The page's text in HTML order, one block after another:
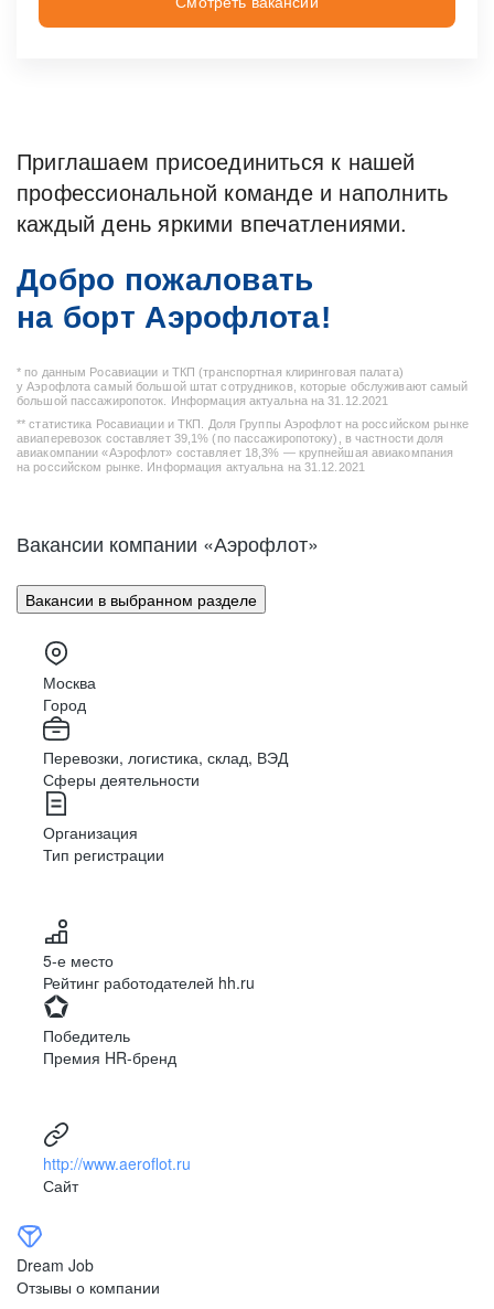
Приглашаем присоединиться к нашей
профессиональной команде и наполнить
каждый день яркими впечатлениями.
Добро пожаловать
на борт Аэрофлота!
* по данным Росавиации и ТКП (транспортная клиринговая палата)
у Аэрофлота самый большой штат сотрудников, которые обслуживают самый
большой пассажиропоток. Информация актуальна на 31.12.2021
** статистика Росавиации и ТКП. Доля Группы Аэрофлот на российском рынке
авиаперевозок составляет 39,1% (по пассажиропотоку), в частности доля
авиакомпании «Аэрофлот» составляет 18,3% — крупнейшая авиакомпания
на российском рынке. Информация актуальна на 31.12.2021
Вакансии компании «Аэрофлот»
Вакансии в выбранном разделе
Москва
Город
Перевозки, логистика, склад, ВЭД
Сферы деятельности
Организация
Тип регистрации
5-е место
Рейтинг работодателей hh.ru
Победитель
Премия HR-бренд
http://www.aeroflot.ru
Сайт
Dream Job
Отзывы о компании